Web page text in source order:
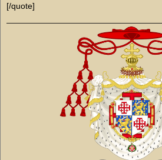
[/quote]